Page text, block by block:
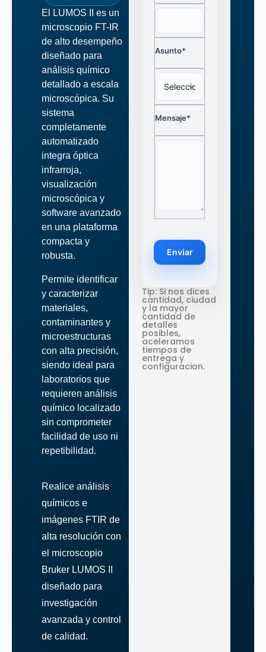
El LUMOS II es un
microscopio FT-IR
de alto desempeño
diseñado para
análisis químico
detallado a escala
microscópica. Su
sistema
completamente
automatizado
integra óptica
infrarroja,
visualización
microscópica y
software avanzado
en una plataforma
compacta y
robusta.
Permite identificar
y caracterizar
materiales,
contaminantes y
microestructuras
con alta precisión,
siendo ideal para
laboratorios que
requieren análisis
químico localizado
sin comprometer
facilidad de uso ni
repetibilidad.
Realice análisis
químicos e
imágenes FTIR de
alta resolución con
el microscopio
Bruker LUMOS II
diseñado para
investigación
avanzada y control
de calidad.
Asunto*
Mensaje*
Enviar
Tip: Si nos dices
cantidad, ciudad
y la mayor
cantidad de
detalles
posibles,
aceleramos
tiempos de
entrega y
configuracion.